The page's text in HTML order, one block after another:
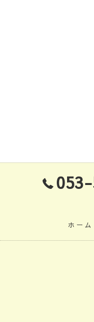
ホーム